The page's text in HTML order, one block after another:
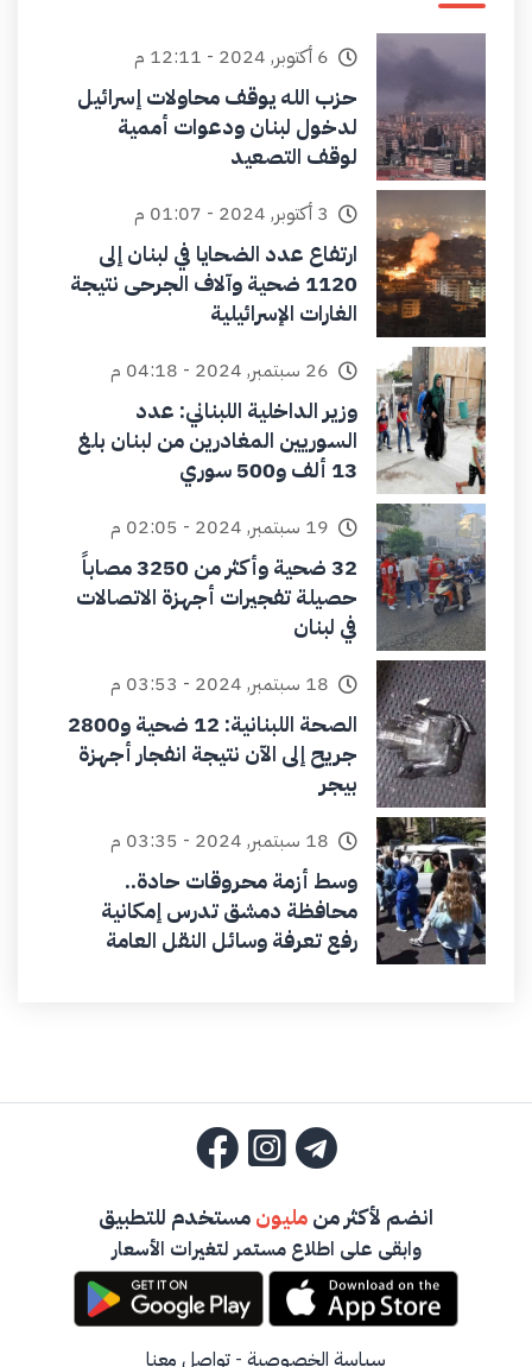
6 أكتوبر, 2024 - 12:11 م
حزب الله يوقف محاولات إسرائيل
لدخول لبنان ودعوات أممية
لوقف التصعيد
3 أكتوبر, 2024 - 01:07 م
ارتفاع عدد الضحايا في لبنان إلى
1120 ضحية وآلاف الجرحى نتيجة
الغارات الإسرائيلية
26 سبتمبر, 2024 - 04:18 م
وزير الداخلية اللبناني: عدد
السوريين المغادرين من لبنان بلغ
13 ألف و500 سوري
19 سبتمبر, 2024 - 02:05 م
32 ضحية وأكثر من 3250 مصاباً
حصيلة تفجيرات أجهزة الاتصالات
في لبنان
18 سبتمبر, 2024 - 03:53 م
الصحة اللبنانية: 12 ضحية و2800
جريح إلى الآن نتيجة انفجار أجهزة
بيجر
18 سبتمبر, 2024 - 03:35 م
وسط أزمة محروقات حادة..
محافظة دمشق تدرس إمكانية
رفع تعرفة وسائل النقل العامة
انضم لأكثر منمليونمستخدم للتطبيق
وابقى على اطلاع مستمر لتغيرات الأسعار
سياسة الخصوصية - تواصل معنا